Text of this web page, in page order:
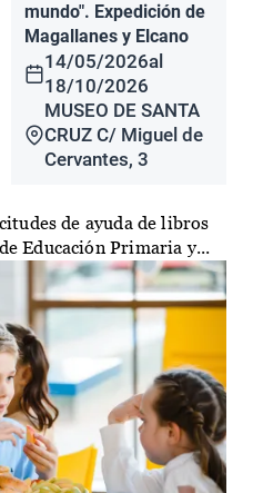
mundo". Expedición de
Magallanes y Elcano
14/05/2026al
18/10/2026
MUSEO DE SANTA
CRUZ C/ Miguel de
Cervantes, 3
de ayuda de libros
Educación Primaria y...